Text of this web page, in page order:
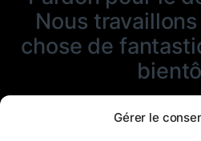
Gérer le
Nous
chose de